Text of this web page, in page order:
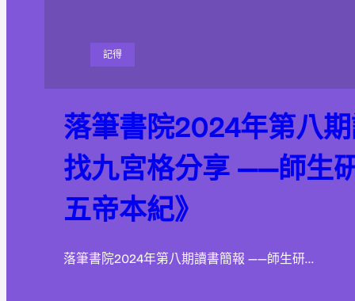
記得
落筆書院2024年第八
找九宮格分享 ——師生
五帝本紀》
落筆書院2024年第八期讀書簡報 ——師生研…